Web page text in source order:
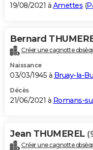
19/08/2021 à Amettes (
Bernard
Créer une cagnotte
Naissance
03/03/1945 à Bruay-la-
Décès
21/06/2021 à Romans-
Jean THUMEREL
Créer une cagnotte